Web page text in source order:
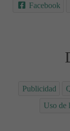
Facebook
Publicidad
Uso de